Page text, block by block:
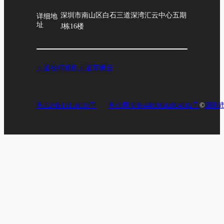
详细地
址
深圳市南山区白石三道深湾汇云中心五期
J栋16楼
元道经纬相机元道车辆云
粤ICP备19156039号 粤公网安备44030602004602号©深圳